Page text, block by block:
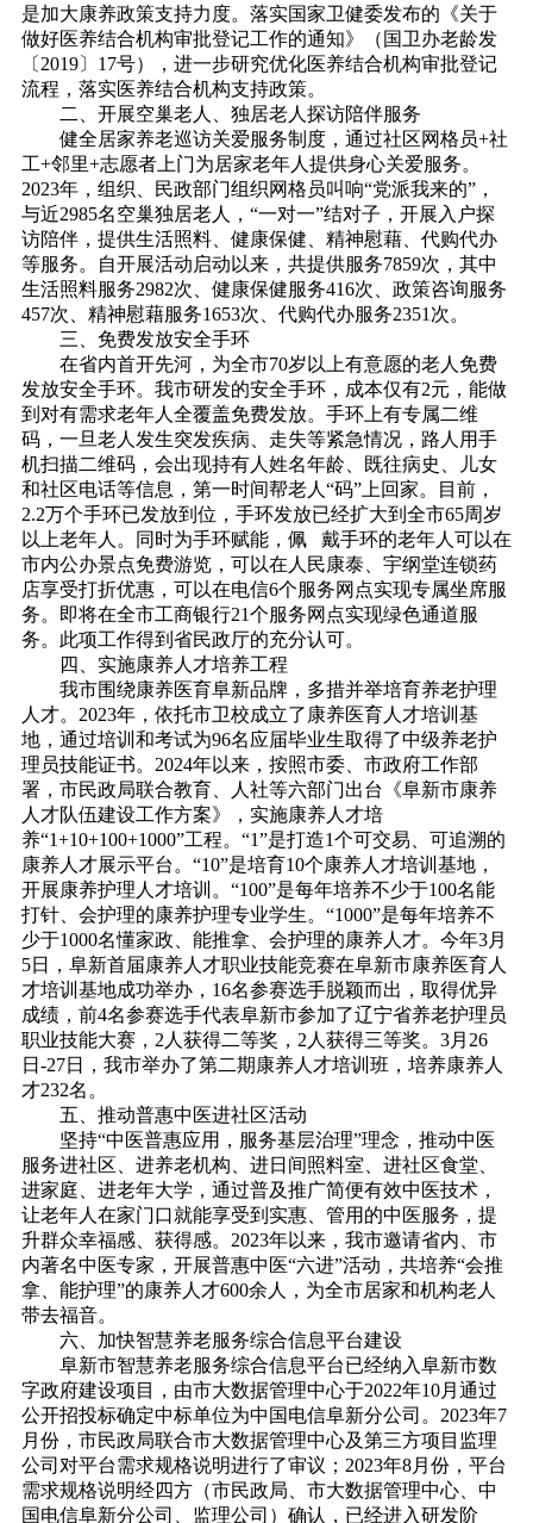
是加大康养政策支持力度。落实国家卫健委发布的《关于
做好医养结合机构审批登记工作的通知》（国卫办老龄发
〔2019〕17号），进一步研究优化医养结合机构审批登记
流程，落实医养结合机构支持政策。
二、 开展空巢老人、独居老人探访陪伴服务
健全居家养老巡访关爱服务制度，通过社区网格员+社
工+邻里+志愿者上门为居家老年人提供身心关爱服务。
2023年，组织、民政部门组织网格员叫响“党派我来的”，
与近2985名空巢独居老人，“一对一”结对子，开展入户探
访陪伴，提供生活照料、健康保健、精神慰藉、代购代办
等服务。自开展活动启动以来，共提供服务7859次，其中
生活照料服务2982次、健康保健服务416次、政策咨询服务
457次、精神慰藉服务1653次、代购代办服务2351次。
三、 免费发放安全手环
在省内首开先河，为全市70岁以上有意愿的老人免费
发放安全手环。我市研发的安全手环，成本仅有2元，能做
到对有需求老年人全覆盖免费发放。手环上有专属二维
码，一旦老人发生突发疾病、走失等紧急情况，路人用手
机扫描二维码，会出现持有人姓名年龄、既往病史、儿女
和社区电话等信息，第一时间帮老人“码”上回家。目前，
2.2万个手环已发放到位，手环发放已经扩大到全市65周岁
以上老年人。同时为手环赋能，佩 戴手环的老年人可以在
市内公办景点免费游览，可以在人民康泰、宇纲堂连锁药
店享受打折优惠，可以在电信6个服务网点实现专属坐席服
务。即将在全市工商银行21个服务网点实现绿色通道服
务。此项工作得到省民政厅的充分认可。
四、 实施康养人才培养工程
我市围绕康养医育阜新品牌，多措并举培育养老护理
人才。2023年，依托市卫校成立了康养医育人才培训基
地，通过培训和考试为96名应届毕业生取得了中级养老护
理员技能证书。2024年以来，按照市委、市政府工作部
署，市民政局联合教育、人社等六部门出台《阜新市康养
人才队伍建设工作方案》，实施康养人才培
养“1+10+100+1000”工程。“1”是打造1个可交易、可追溯的
康养人才展示平台。“10”是培育10个康养人才培训基地，
开展康养护理人才培训。“100”是每年培养不少于100名能
打针、会护理的康养护理专业学生。“1000”是每年培养不
少于1000名懂家政、能推拿、会护理的康养人才。今年3月
5日，阜新首届康养人才职业技能竞赛在阜新市康养医育人
才培训基地成功举办，16名参赛选手脱颖而出，取得优异
成绩，前4名参赛选手代表阜新市参加了辽宁省养老护理员
职业技能大赛，2人获得二等奖，2人获得三等奖。3月26
日-27日，我市举办了第二期康养人才培训班，培养康养人
才232名。
五、 推动普惠中医进社区活动
坚持“中医普惠应用，服务基层治理”理念，推动中医
服务进社区、进养老机构、进日间照料室、进社区食堂、
进家庭、进老年大学，通过普及推广简便有效中医技术，
让老年人在家门口就能享受到实惠、管用的中医服务，提
升群众幸福感、获得感。2023年以来，我市邀请省内、市
内著名中医专家，开展普惠中医“六进”活动，共培养“会推
拿、能护理”的康养人才600余人，为全市居家和机构老人
带去福音。
六、 加快智慧养老服务综合信息平台建设
阜新市智慧养老服务综合信息平台已经纳入阜新市数
字政府建设项目，由市大数据管理中心于2022年10月通过
公开招投标确定中标单位为中国电信阜新分公司。2023年7
月份，市民政局联合市大数据管理中心及第三方项目监理
公司对平台需求规格说明进行了审议；2023年8月份，平台
需求规格说明经四方（市民政局、市大数据管理中心、中
国电信阜新分公司、监理公司）确认，已经进入研发阶